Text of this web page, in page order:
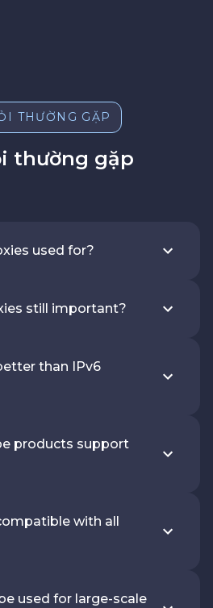
THƯỜNG GẶP
thường gặp
used for?
still important?
than IPv6
products support
with all
used for large-scale